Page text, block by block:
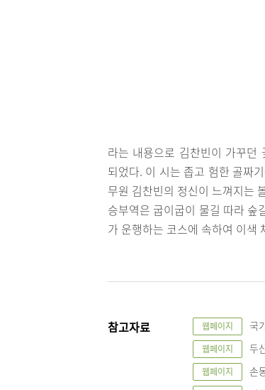
라는 내용으로 김찬빈이 가꾸던
되었다. 이 시는 좁고 험한 골짜
무원 김찬빈의 정신이 느껴지는
승부역은 굽이굽이 물길 따라 숲
가 운행하는 코스에 속하여 이색
참고자료 웹페이지 국
웹페이지 두
웹페이지 손